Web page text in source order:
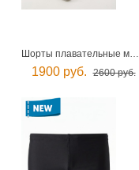
Шорты плавательные мужские
1900 руб. 2600 руб.